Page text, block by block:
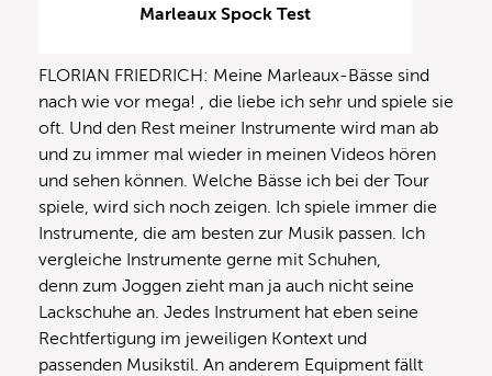
Marleaux Spock Test
FLORIAN FRIEDRICH: Meine Marleaux-Bässe sind
nach wie vor mega! , die liebe ich sehr und spiele sie
oft. Und den Rest meiner Instrumente wird man ab
und zu immer mal wieder in meinen Videos hören
und sehen können. Welche Bässe ich bei der Tour
spiele, wird sich noch zeigen. Ich spiele immer die
Instrumente, die am besten zur Musik passen. Ich
vergleiche Instrumente gerne mit Schuhen,
denn zum Joggen zieht man ja auch nicht seine
Lackschuhe an. Jedes Instrument hat eben seine
Rechtfertigung im jeweiligen Kontext und
passenden Musikstil. An anderem Equipment fällt